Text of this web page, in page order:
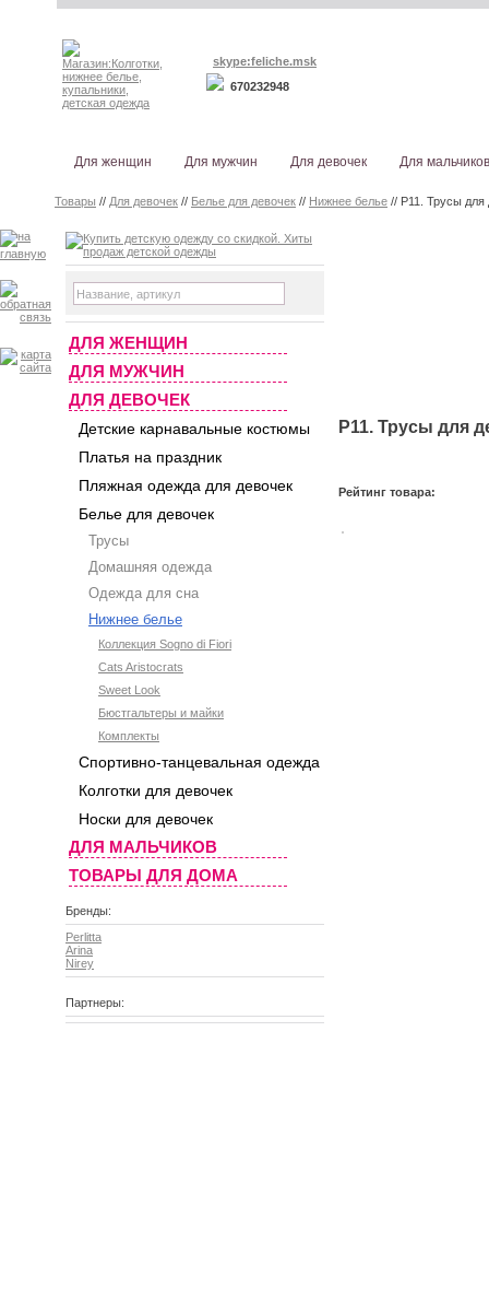
skype:feliche.msk
670232948
Для женщин Для мужчин Для девочек Для мальчиков
Товары // Для девочек // Белье для девочек // Нижнее белье // Р11. Трусы для
ДЛЯ ЖЕНЩИН
ДЛЯ МУЖЧИН
ДЛЯ ДЕВОЧЕК
Детские карнавальные костюмы
Платья на праздник
Пляжная одежда для девочек
Белье для девочек
Трусы
Домашняя одежда
Одежда для сна
Нижнее белье
Коллекция Sogno di Fiori
Cats Aristocrats
Sweet Look
Бюстгальтеры и майки
Комплекты
Спортивно-танцевальная одежда
Колготки для девочек
Носки для девочек
ДЛЯ МАЛЬЧИКОВ
ТОВАРЫ ДЛЯ ДОМА
Бренды:
Perlitta
Arina
Nirey
Партнеры:
Р11. Трусы для
Рейтинг товара: